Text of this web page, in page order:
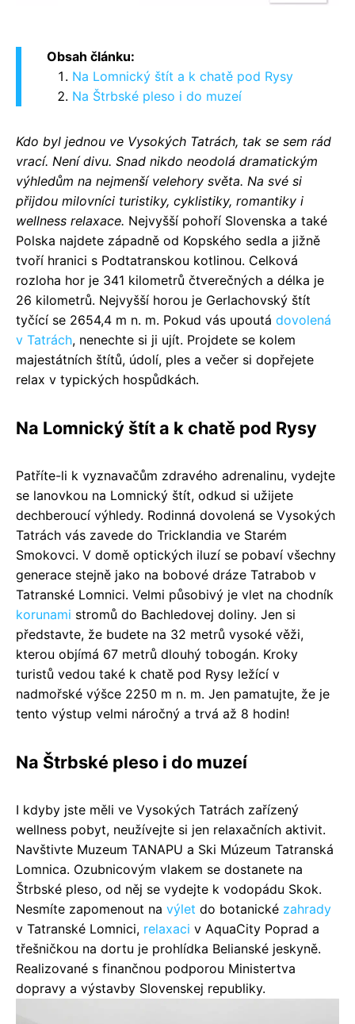
Obsah článku:
Na Lomnický štít a k chatě pod Rysy
Na Štrbské pleso i do muzeí
Kdo byl jednou ve Vysokých Tatrách, tak se sem rád
vrací. Není divu. Snad nikdo neodolá dramatickým
výhledům na nejmenší velehory světa. Na své si
přijdou milovníci turistiky, cyklistiky, romantiky i
wellness relaxace. Nejvyšší pohoří Slovenska a také
Polska najdete západně od Kopského sedla a jižně
tvoří hranici s Podtatranskou kotlinou. Celková
rozloha hor je 341 kilometrů čtverečných a délka je
26 kilometrů. Nejvyšší horou je Gerlachovský štít
tyčící se 2654,4 m n. m. Pokud vás upoutá dovolená
v Tatrách, nenechte si ji ujít. Projdete se kolem
majestátních štítů, údolí, ples a večer si dopřejete
relax v typických hospůdkách.
Na Lomnický štít a k chatě pod Rysy
Patříte-li k vyznavačům zdravého adrenalinu, vydejte
se lanovkou na Lomnický štít, odkud si užijete
dechberoucí výhledy. Rodinná dovolená se Vysokých
Tatrách vás zavede do Tricklandia ve Starém
Smokovci. V domě optických iluzí se pobaví všechny
generace stejně jako na bobové dráze Tatrabob v
Tatranské Lomnici. Velmi působivý je vlet na chodník
korunami stromů do Bachledovej doliny. Jen si
představte, že budete na 32 metrů vysoké věži,
kterou objímá 67 metrů dlouhý tobogán. Kroky
turistů vedou také k chatě pod Rysy ležící v
nadmořské výšce 2250 m n. m. Jen pamatujte, že je
tento výstup velmi náročný a trvá až 8 hodin!
Na Štrbské pleso i do muzeí
I kdyby jste měli ve Vysokých Tatrách zařízený
wellness pobyt, neužívejte si jen relaxačních aktivit.
Navštivte Muzeum TANAPU a Ski Múzeum Tatranská
Lomnica. Ozubnicovým vlakem se dostanete na
Štrbské pleso, od něj se vydejte k vodopádu Skok.
Nesmíte zapomenout na výlet do botanické zahrady
v Tatranské Lomnici, relaxaci v AquaCity Poprad a
třešničkou na dortu je prohlídka Belianské jeskyně.
Realizované s finančnou podporou Ministertva
dopravy a výstavby Slovenskej republiky.